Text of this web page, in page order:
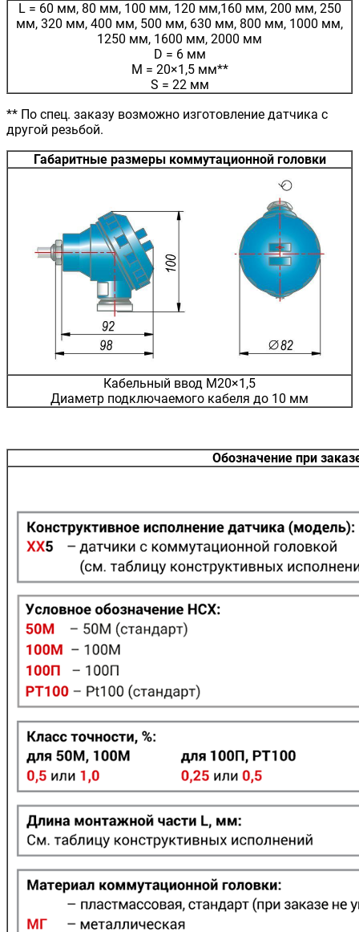
L = 60 мм, 80 мм, 100 мм, 120 мм,160 мм, 200 мм, 250
мм, 320 мм, 400 мм, 500 мм, 630 мм, 800 мм, 1000 мм,
1250 мм, 1600 мм, 2000 мм
D = 6 мм
M = 20×1,5 мм**
S = 22 мм
** По спец. заказу возможно изготовление датчика с
другой резьбой.
Габаритные размеры коммутационной головки
Кабельный ввод М20×1,5
Диаметр подключаемого кабеля до 10 мм
Обозначение при